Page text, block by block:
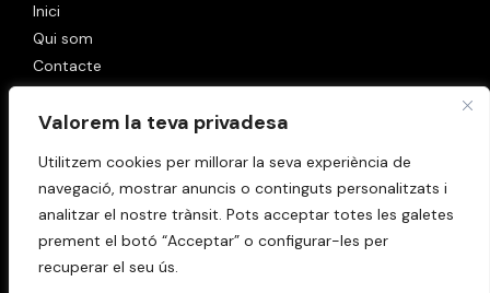
Valorem la teva privadesa
Utilitzem cookies per millorar la seva experiència de
navegació, mostrar anuncis o continguts personalitzats i
analitzar el nostre trànsit. Pots acceptar totes les galetes
prement el botó “Acceptar” o configurar-les per
recuperar el seu ús.
Inici
Qui som
Contacte
Avis Legal